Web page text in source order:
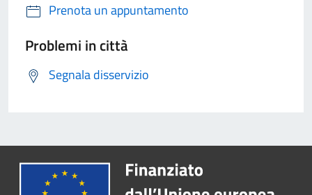
Prenota un appuntamento
Problemi in città
Segnala disservizio